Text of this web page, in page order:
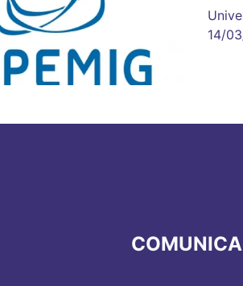
14/
COMUNICA